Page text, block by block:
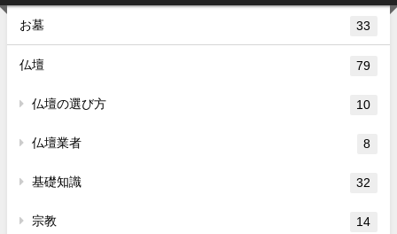
お墓 33
仏壇 79
仏壇の選び方 10
仏壇業者 8
基礎知識 32
宗教 14